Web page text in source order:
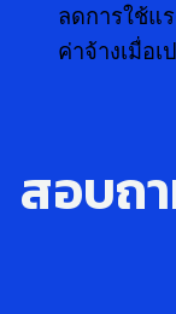
ลดการใช้แ
ค่าจ้างเมื่อ
สอบถ